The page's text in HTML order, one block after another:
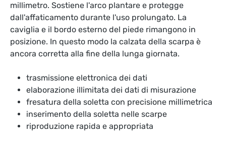
millimetro. Sostiene l'arco plantare e protegge
dall'affaticamento durante l'uso prolungato. La
caviglia e il bordo esterno del piede rimangono in
posizione. In questo modo la calzata della scarpa è
ancora corretta alla fine della lunga giornata.
trasmissione elettronica dei dati
elaborazione illimitata dei dati di misurazione
fresatura della soletta con precisione millimetrica
inserimento della soletta nelle scarpe
riproduzione rapida e appropriata